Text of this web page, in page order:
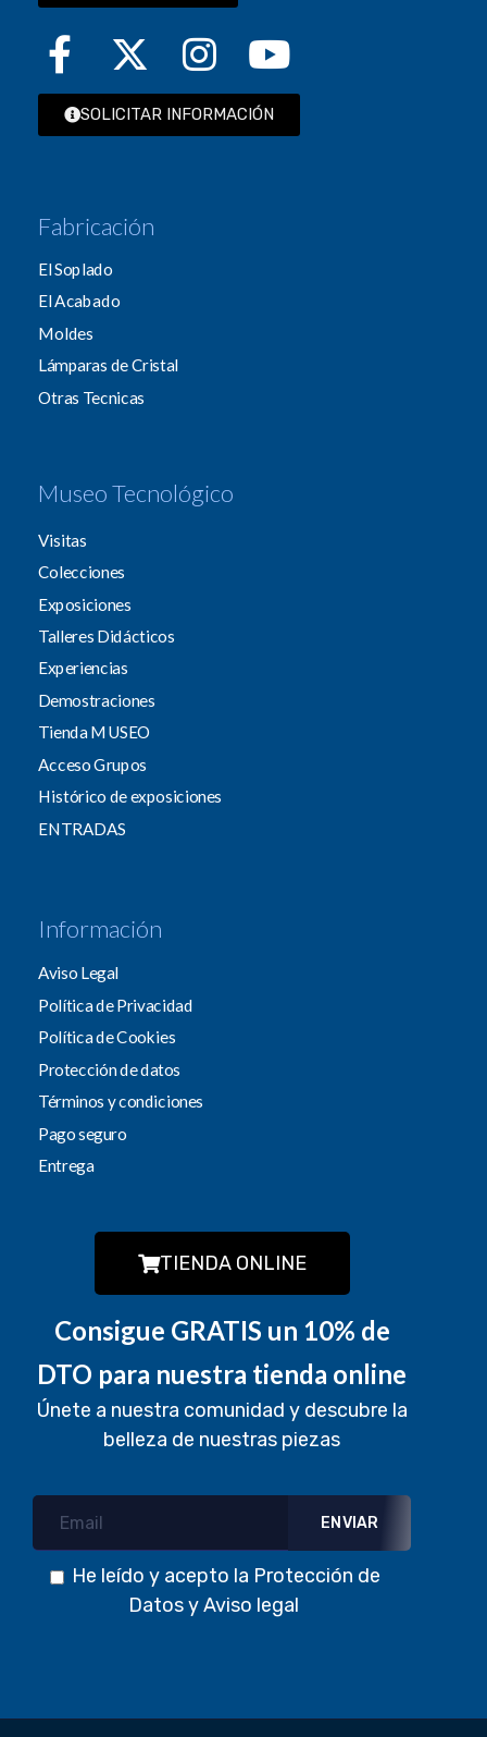
SOLICITAR INFORMACIÓN
Fabricación
El Soplado
El Acabado
Moldes
Lámparas de Cristal
Otras Tecnicas
Museo Tecnológico
Visitas
Colecciones
Exposiciones
Talleres Didácticos
Experiencias
Demostraciones
Tienda MUSEO
Acceso Grupos
Histórico de exposiciones
ENTRADAS
Información
Aviso Legal
Política de Privacidad
Política de Cookies
Protección de datos
Términos y condiciones
Pago seguro
Entrega
TIENDA ONLINE
Consigue GRATIS un 10% de
DTO para nuestra tienda online
Únete a nuestra comunidad y descubre la
belleza de nuestras piezas
He leído y acepto la Protección de
DatosyAviso legal